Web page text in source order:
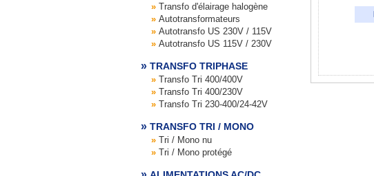
Transfo d'élairage halogène
Autotransformateurs
Autotransfo US 230V / 115V
Autotransfo US 115V / 230V
TRANSFO TRIPHASE
Transfo Tri 400/400V
Transfo Tri 400/230V
Transfo Tri 230-400/24-42V
TRANSFO TRI / MONO
Tri / Mono nu
Tri / Mono protégé